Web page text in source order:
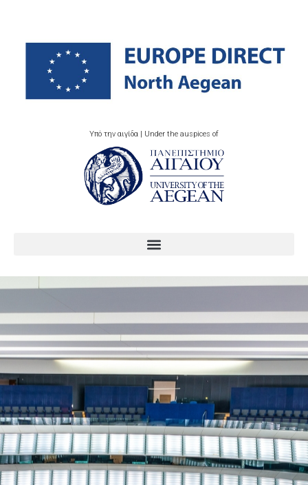
Υπό την αιγίδα | Under the auspices of